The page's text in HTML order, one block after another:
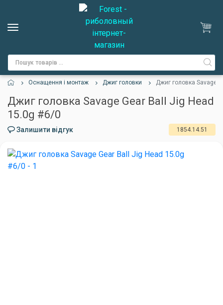
Оснащення і монтаж Джиг головки Джиг головка Savage
Джиг головка Savage Gear Ball Jig Head
15.0g #6/0
Залишити відгук 1854.14.51